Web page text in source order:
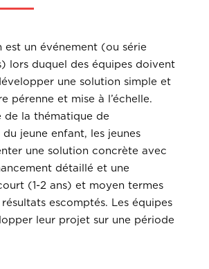
est un événement (ou série
lors duquel des équipes doivent
une solution simple et
pérenne et mise à l’échelle.
de la thématique de
du jeune enfant, les jeunes
une solution concrète avec
détaillé et une
(1-2 ans) et moyen termes
escomptés. Les équipes
leur projet sur une période